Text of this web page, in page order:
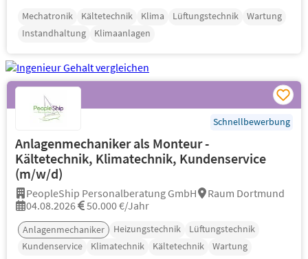
Mechatronik Kältetechnik Klima Lüftungstechnik
Wartung
Instandhaltung
Klimaanlagen
Schnellbewerbung
Anlagenmechaniker als Monteur -
Kältetechnik, Klimatechnik, Kundenservice
(m/w/d)
PeopleShip Personalberatung GmbH
Raum Dortmund
04.08.2026
50.000 €/Jahr
Anlagenmechaniker Heizungstechnik
Lüftungstechnik
Kundenservice
Klimatechnik Kältetechnik Wartung